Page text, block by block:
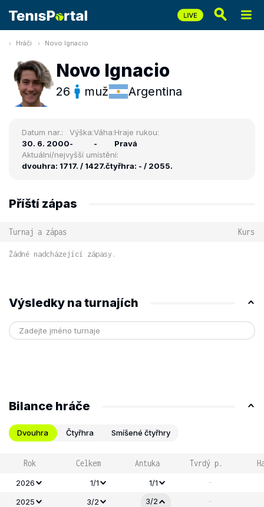
Hráči Novo Ignacio
Novo Ignacio
26 muž Argentina
Datum nar.:
30. 6. 2000
Výška:
-
Váha:
-
Hraje rukou:
Pravá
Aktuální/nejvyšší umístění:
dvouhra: 1717. / 1427.čtyřhra: - / 2055.
Příští zápas
Turnaj a zápas Kurs
Žádné nadcházející zápasy.
Výsledky na turnajích
Bilance hráče
Dvouhra Čtyřhra Smíšené čtyřhry
Rok Celkem Antuka Tvrdý p.
2026 1/1 1/1 -
2025 3/2 3/2 -